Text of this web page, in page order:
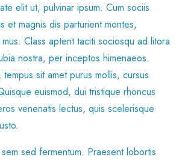
elit ut, pulvinar ipsum. Cum sociis
et magnis dis parturient montes,
Class aptent taciti sociosqu ad litora
nostra, per inceptos himenaeos.
sit amet purus mollis, cursus
euismod, dui tristique rhoncus
venenatis lectus, quis scelerisque
sed fermentum. Praesent lobortis